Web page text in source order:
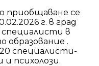
приобщаване се
г. в град
специалисти в
.
специалисти-
и психолози.